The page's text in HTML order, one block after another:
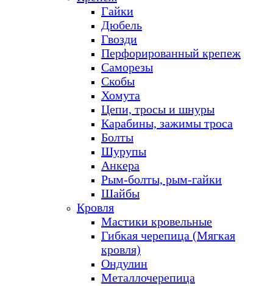
Гайки
Дюбель
Гвозди
Перфорированный крепеж
Саморезы
Скобы
Хомута
Цепи, тросы и шнуры
Карабины, зажимы троса
Болты
Шурупы
Анкера
Рым-болты, рым-гайки
Шайбы
Кровля
Мастики кровельные
Гибкая черепица (Мягкая
кровля)
Ондулин
Металлочерепица